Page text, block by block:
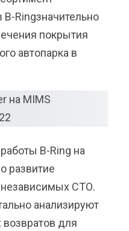
Ringзначительно
покрытия
автопарка в
B-Ring на
развитие
СТО.
анализируют
возвратов для